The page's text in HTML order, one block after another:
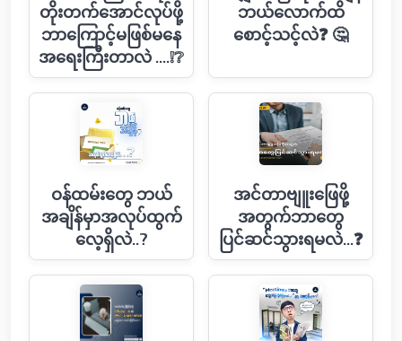
တိုးတက်အောင်လုပ်ဖို့
ဘာကြောင့်မဖြစ်မနေ
အရေးကြီးတာလဲ ....❕❔
ဘယ်လောက်ထိ
စောင့်သင့်လဲ❓ 🤔
ဝန်ထမ်းတွေ ဘယ်
အချိန်မှာအလုပ်ထွက်
လေ့ရှိလဲ..?
အင်တာဗျူး‌ဖြေဖို့
အတွက်ဘာ​တွေ
ပြင်ဆင်သွားရမလဲ...❓